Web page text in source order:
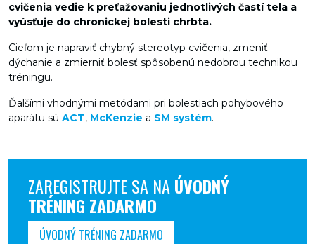
cvičenia vedie k preťažovaniu jednotlivých častí tela a
vyúsťuje do chronickej bolesti chrbta.
Cieľom je napraviť chybný stereotyp cvičenia, zmeniť
dýchanie a zmierniť bolesť spôsobenú nedobrou technikou
tréningu.
Ďalšími vhodnými metódami pri bolestiach pohybového
aparátu sú ACT, McKenzie a SM systém.
ZAREGISTRUJTE SA NA ÚVODNÝ
TRÉNING ZADARMO
ÚVODNÝ TRÉNING ZADARMO